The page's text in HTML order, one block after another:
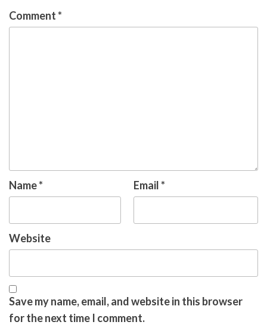
Comment*
Name* Email*
Website
Save my name, email, and website in this browser
for the next time I comment.